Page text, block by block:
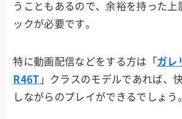
うこともあるので、余裕を持った上
ックが必要です。
特に動画配信などをする方は「 ガレ
R46T 」クラスのモデルであれば、
しながらのプレイができるでしょう